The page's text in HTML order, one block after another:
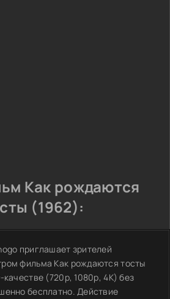
Как рождаются
(1962):
приглашает зрителей
фильма Как рождаются тосты
(720p, 1080p, 4K) без
бесплатно. Действие